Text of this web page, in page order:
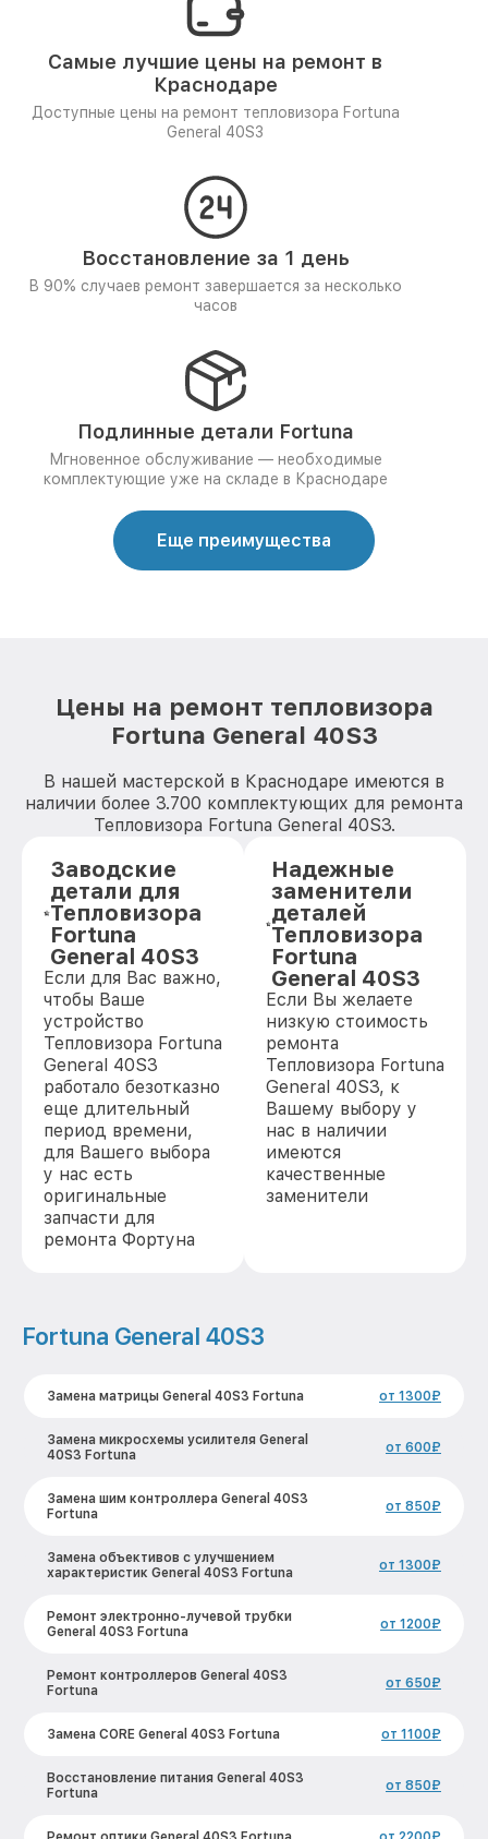
Самые лучшие цены на ремонт в
Краснодаре
Доступные цены на ремонт тепловизора Fortuna
General 40S3
Восстановление за 1 день
В 90% случаев ремонт завершается за несколько
часов
Подлинные детали Fortuna
Мгновенное обслуживание — необходимые
комплектующие уже на складе в Краснодаре
Еще преимущества
Цены на ремонт тепловизора
Fortuna General 40S3
В нашей мастерской в Краснодаре имеются в
наличии более 3.700 комплектующих для ремонта
Тепловизора Fortuna General 40S3.
Заводские
детали для
Тепловизора
Fortuna
General 40S3
Если для Вас важно,
чтобы Ваше
устройство
Тепловизора Fortuna
General 40S3
работало безотказно
еще длительный
период времени,
для Вашего выбора
у нас есть
оригинальные
запчасти для
ремонта Фортуна
Надежные
заменители
деталей
Тепловизора
Fortuna
General 40S3
Если Вы желаете
низкую стоимость
ремонта
Тепловизора Fortuna
General 40S3, к
Вашему выбору у
нас в наличии
имеются
качественные
заменители
Fortuna General 40S3
Замена матрицы General 40S3 Fortuna от 1300₽
Замена микросхемы усилителя General
40S3 Fortuna
от 600₽
Замена шим контроллера General 40S3
Fortuna
от 850₽
Замена объективов с улучшением
характеристик General 40S3 Fortuna
от 1300₽
Ремонт электронно-лучевой трубки
General 40S3 Fortuna
от 1200₽
Ремонт контроллеров General 40S3
Fortuna
от 650₽
Замена CORE General 40S3 Fortuna от 1100₽
Восстановление питания General 40S3
Fortuna
от 850₽